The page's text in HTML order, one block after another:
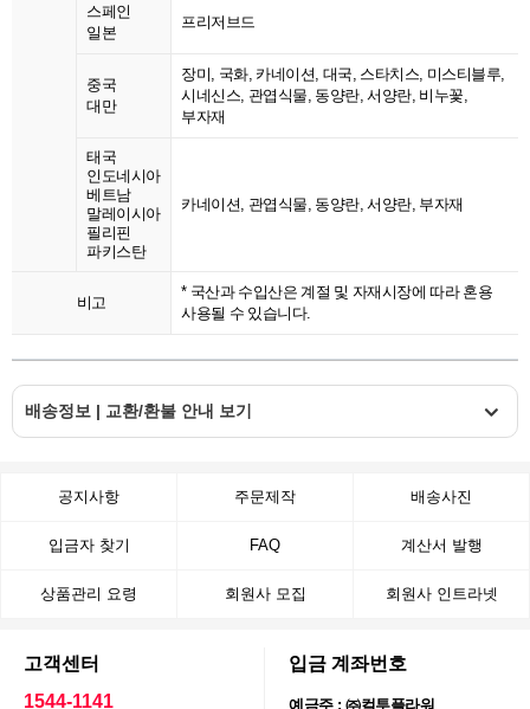
스페인
일본
프리저브드
중국
대만
장미, 국화, 카네이션, 대국, 스타치스, 미스티블루,
시네신스, 관엽식물, 동양란, 서양란, 비누꽃,
부자재
태국
인도네시아
베트남
말레이시아
필리핀
파키스탄
카네이션, 관엽식물, 동양란, 서양란, 부자재
비고
* 국산과 수입산은 계절 및 자재시장에 따라 혼용
사용될 수 있습니다.
배송정보 | 교환/환불 안내 보기
공지사항 주문제작 배송사진
입금자 찾기 FAQ 계산서 발행
상품관리 요령 회원사 모집 회원사 인트라넷
고객센터
1544-1141
입금 계좌번호
예금주 : ㈜컬투플라워